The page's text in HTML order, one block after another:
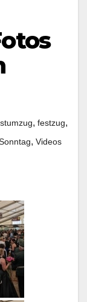
, festzug,
, Videos